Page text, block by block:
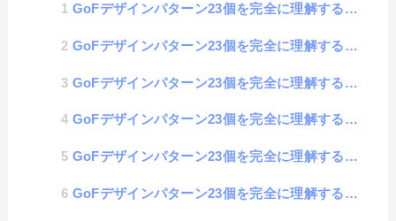
GoFデザインパターン23個を完全に理解するブログ #05 Prototype（プロトタイプ）
GoFデザインパターン23個を完全に理解するブログ #04 Builder（ビルダー）
GoFデザインパターン23個を完全に理解するブログ #03 Abstract Factory（抽象フ...
GoFデザインパターン23個を完全に理解するブログ #02 Factory Method（ファクトリ...
GoFデザインパターン23個を完全に理解するブログ #01 Singleton（シングルトン）
GoFデザインパターン23個を完全に理解するブログ #00 基本情報